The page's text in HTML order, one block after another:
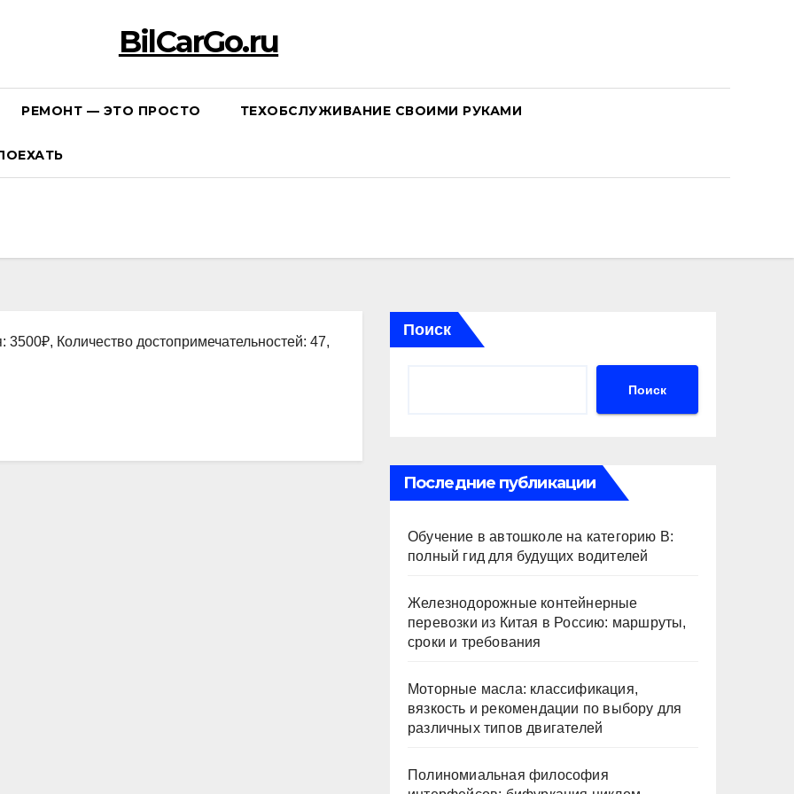
BilCarGo.ru
РЕМОНТ — ЭТО ПРОСТО ТЕХОБСЛУЖИВАНИЕ СВОИМИ РУКАМИ
Количество достопримечательностей: 47,
Поиск
Поиск
Последние публикации
Обучение в автошколе на категорию В:
полный гид для будущих водителей
Железнодорожные контейнерные
перевозки из Китая в Россию: маршруты,
сроки и требования
Моторные масла: классификация,
вязкость и рекомендации по выбору для
различных типов двигателей
Полиномиальная философия